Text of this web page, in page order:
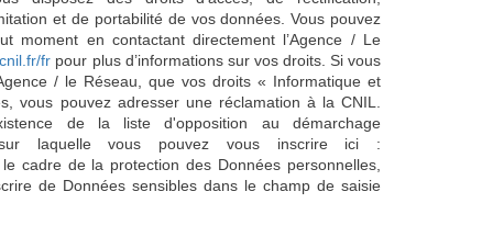
et de portabilité de vos données. Vous pouvez
moment en contactant directement l’Agence / Le
fr pour plus d’informations sur vos droits. Si vous
/ le Réseau, que vos droits « Informatique et
vous pouvez adresser une réclamation à la CNIL.
de la liste d'opposition au démarchage
laquelle vous pouvez vous inscrire ici :
cadre de la protection des Données personnelles,
de Données sensibles dans le champ de saisie